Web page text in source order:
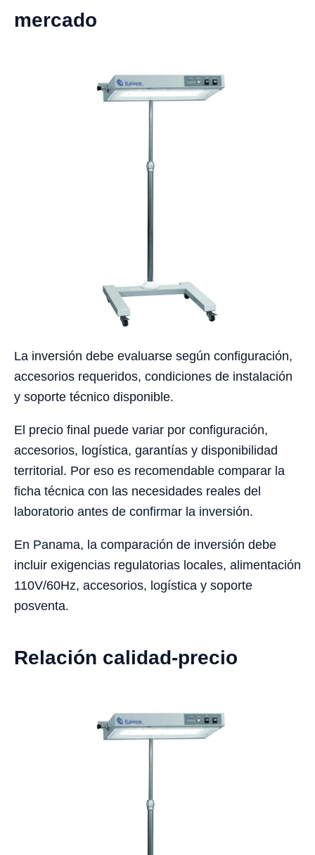
mercado
La inversión debe evaluarse según configuración,
accesorios requeridos, condiciones de instalación
y soporte técnico disponible.
El precio final puede variar por configuración,
accesorios, logística, garantías y disponibilidad
territorial. Por eso es recomendable comparar la
ficha técnica con las necesidades reales del
laboratorio antes de confirmar la inversión.
En Panama, la comparación de inversión debe
incluir exigencias regulatorias locales, alimentación
110V/60Hz, accesorios, logística y soporte
posventa.
Relación calidad-precio